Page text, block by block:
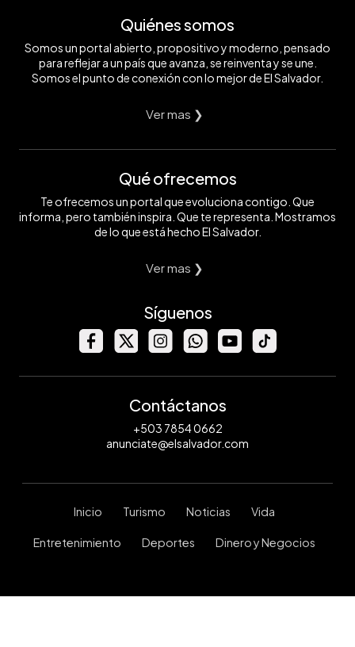
Quiénes somos
Somos un portal abierto, propositivo y moderno, pensado
para reflejar a un país que avanza, se reinventa y se une.
Somos el punto de conexión con lo mejor de El Salvador.
Ver mas ❯
Qué ofrecemos
Te ofrecemos un portal que evoluciona contigo. Que
informa, pero también inspira. Que te representa. Mostramos
de lo que está hecho El Salvador.
Ver mas ❯
Síguenos
Contáctanos
+503 7854 0662
anunciate@elsalvador.com
Inicio Turismo Noticias Vida
Entretenimiento Deportes Dinero y Negocios